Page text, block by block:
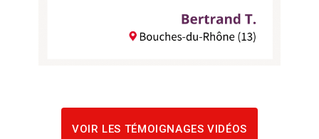
VOIR LES TÉMOIGNAGES VIDÉOS